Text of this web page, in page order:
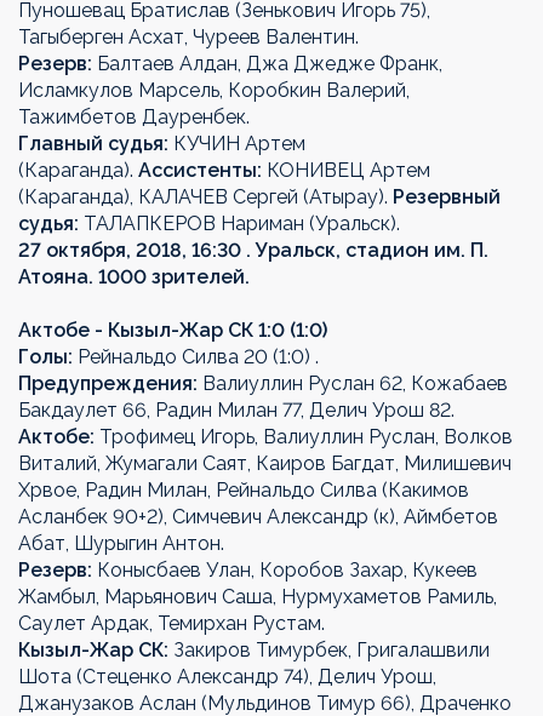
Пуношевац Братислав (Зенькович Игорь 75),
Тагыберген Асхат, Чуреев Валентин.
Резерв: Балтаев Алдан, Джа Джедже Франк,
Исламкулов Марсель, Коробкин Валерий,
Тажимбетов Дауренбек.
Главный судья: КУЧИН Артем
(Караганда). Ассистенты: КОНИВЕЦ Артем
(Караганда), КАЛАЧЕВ Сергей (Атырау). Резервный
судья: ТАЛАПКЕРОВ Нариман (Уральск).
27 октября, 2018, 16:30 . Уральск, стадион им. П.
Атояна. 1000 зрителей.
Актобе - Кызыл-Жар СК 1:0 (1:0)
Голы: Рейнальдо Силва 20 (1:0) .
Предупреждения: Валиуллин Руслан 62, Кожабаев
Бакдаулет 66, Радин Милан 77, Делич Урош 82.
Актобе: Трофимец Игорь, Валиуллин Руслан, Волков
Виталий, Жумагали Саят, Каиров Багдат, Милишевич
Хрвое, Радин Милан, Рейнальдо Силва (Какимов
Асланбек 90+2), Симчевич Александр (к), Аймбетов
Абат, Шурыгин Антон.
Резерв: Конысбаев Улан, Коробов Захар, Кукеев
Жамбыл, Марьянович Саша, Нурмухаметов Рамиль,
Саулет Ардак, Темирхан Рустам.
Кызыл-Жар СК: Закиров Тимурбек, Григалашвили
Шота (Стеценко Александр 74), Делич Урош,
Джанузаков Аслан (Мульдинов Тимур 66), Драченко